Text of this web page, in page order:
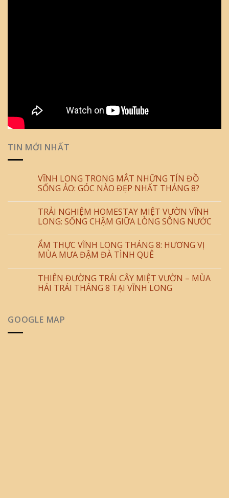
TIN MỚI NHẤT
VĨNH LONG TRONG MẮT NHỮNG TÍN ĐỒ
SỐNG ẢO: GÓC NÀO ĐẸP NHẤT THÁNG 8?
TRẢI NGHIỆM HOMESTAY MIỆT VƯỜN VĨNH
LONG: SỐNG CHẬM GIỮA LÒNG SÔNG NƯỚC
ẨM THỰC VĨNH LONG THÁNG 8: HƯƠNG VỊ
MÙA MƯA ĐẬM ĐÀ TÌNH QUÊ
THIÊN ĐƯỜNG TRÁI CÂY MIỆT VƯỜN – MÙA
HÁI TRÁI THÁNG 8 TẠI VĨNH LONG
GOOGLE MAP